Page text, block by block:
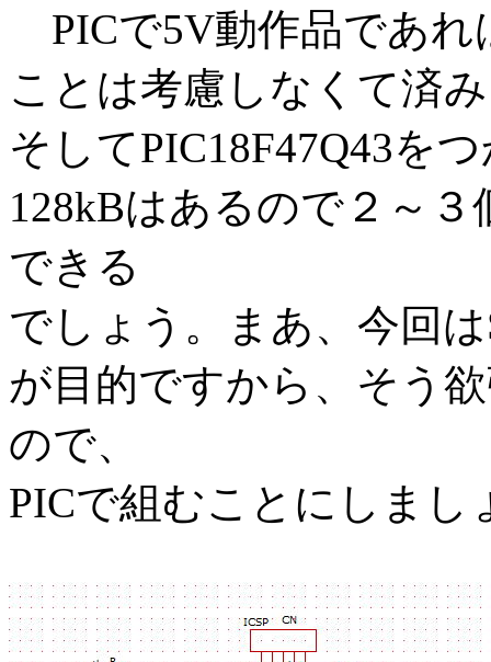
PICで5V動作品であれ
ことは考慮しなくて済
そしてPIC18F47Q43を
128kBはあるので２～
できる
でしょう。まあ、今回
が目的ですから、そう
ので、
PICで組むことにしまし